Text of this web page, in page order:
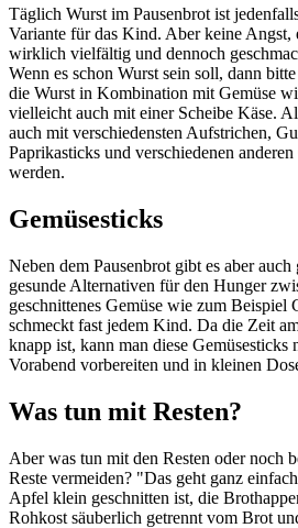
Täglich Wurst im Pausenbrot ist
Variante für das Kind. Aber keine Angst,
wirklich vielfältig und dennoch
Wenn es schon Wurst sein soll, dann
die Wurst in Kombination mit Gemüse
vielleicht auch mit einer Scheibe Käse.
auch mit verschiedensten Aufstrichen,
Paprikasticks und verschiedenen
werden.
Gemüsesticks
Neben dem Pausenbrot gibt es aber
gesunde Alternativen für den Hunger
geschnittenes Gemüse wie zum Beispiel
schmeckt fast jedem Kind. Da die Zeit
knapp ist, kann man diese Gemüsesticks
Vorabend vorbereiten und in kleinen
Was tun mit Resten?
Aber was tun mit den Resten oder noch
Reste vermeiden? "Das geht ganz
Apfel klein geschnitten ist, die
Rohkost säuberlich getrennt vom Brot